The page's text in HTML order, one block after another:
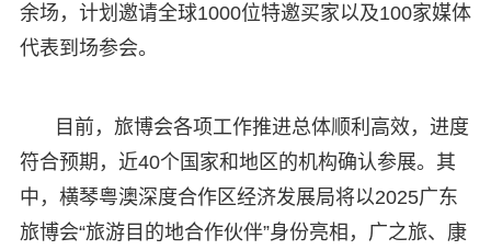
余场，计划邀请全球1000位特邀买家以及100家媒体
代表到场参会。
目前，旅博会各项工作推进总体顺利高效，进度
符合预期，近40个国家和地区的机构确认参展。其
中，横琴粤澳深度合作区经济发展局将以2025广东
旅博会“旅游目的地合作伙伴”身份亮相，广之旅、康